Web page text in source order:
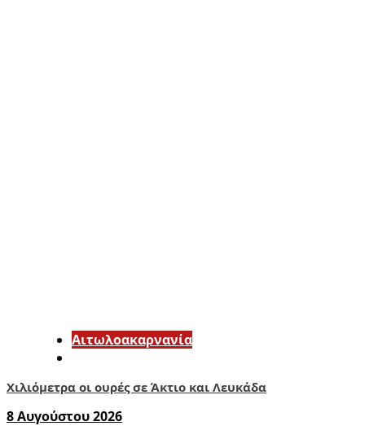
Αιτωλοακαρνανία
Χιλιόμετρα οι ουρές σε Άκτιο και Λευκάδα
8 Αυγούστου 2026